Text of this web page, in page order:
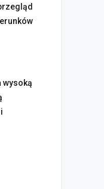
wysoką